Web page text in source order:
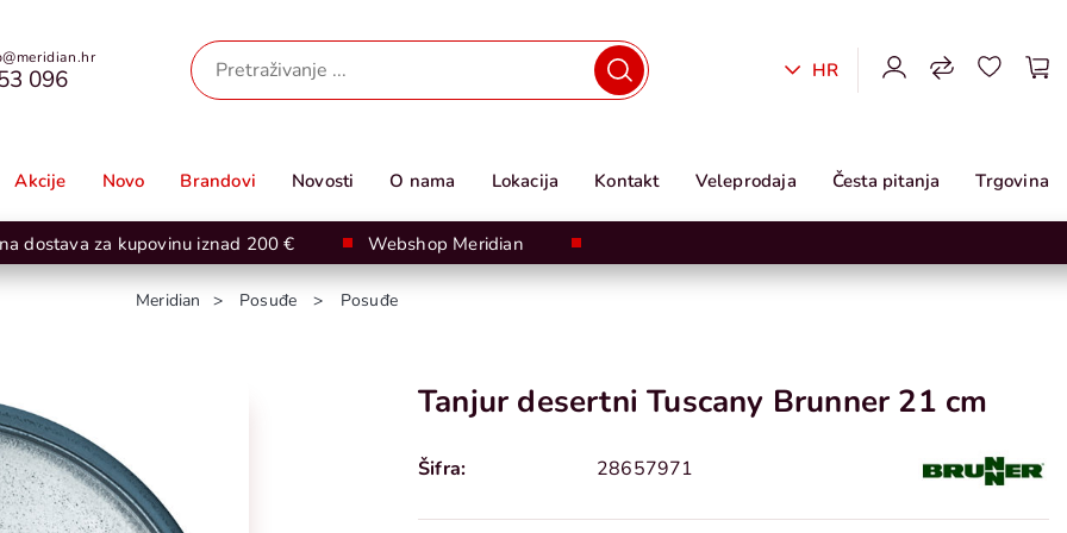
096 HR
Akcije Novo Brandovi Novosti O nama Lokacija Kontakt Veleprodaja Česta pitanja Trgovina
dostava za kupovinu iznad 200 € Webshop Meridian
Meridian Posuđe Posuđe
Tanjur desertni Tuscany Brunner 21 cm
Šifra: 28657971